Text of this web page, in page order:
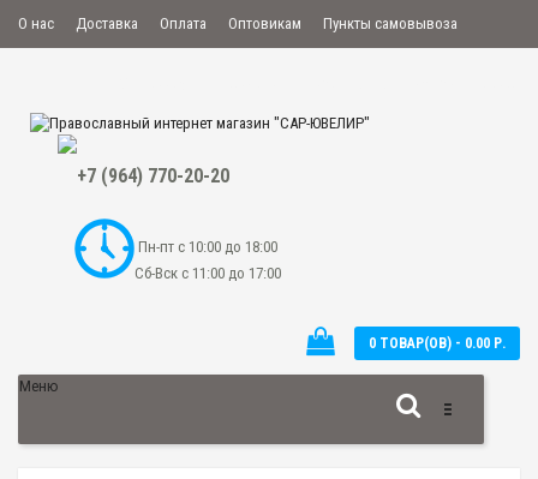
О нас Доставка Оплата Оптовикам Пункты самовывоза
+7 (964) 770-20-20
Пн-пт с 10:00 до 18:00
Сб-Вск с 11:00 до 17:00
0 ТОВАР(ОВ) - 0.00 Р.
Меню